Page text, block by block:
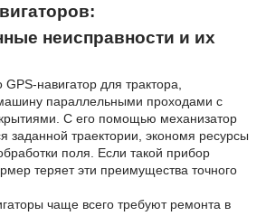
неисправности и их
GPS-навигатор для трактора,
параллельными проходами с
С его помощью механизатор
заданной траектории, экономя ресурсы
поля. Если такой прибор
теряет эти преимущества точного
чаще всего требуют ремонта в